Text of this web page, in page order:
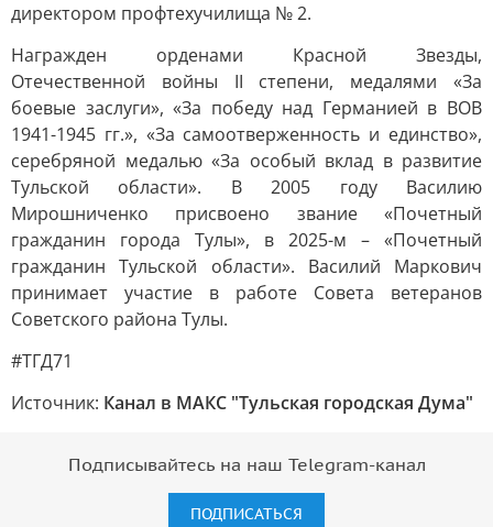
директором профтехучилища № 2.
Награжден орденами Красной Звезды,
Отечественной войны II степени, медалями «За
боевые заслуги», «За победу над Германией в ВОВ
1941-1945 гг.», «За самоотверженность и единство»,
серебряной медалью «За особый вклад в развитие
Тульской области». В 2005 году Василию
Мирошниченко присвоено звание «Почетный
гражданин города Тулы», в 2025-м – «Почетный
гражданин Тульской области». Василий Маркович
принимает участие в работе Совета ветеранов
Советского района Тулы.
#ТГД71
Источник: Канал в МАКС "Тульская городская Дума"
Подписывайтесь на наш Telegram-канал
ПОДПИСАТЬСЯ